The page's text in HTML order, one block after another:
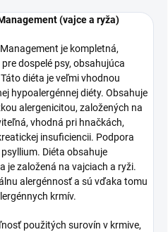
(vajce a ryža)
je kompletná,
dospelé psy, obsahujúca
diéta je veľmi vhodnou
hypoalergénnej diéty. Obsahuje
alergenicitou, založených na
vhodná pri hnačkách,
insuficiencii. Podpora
Diéta obsahuje
je založená na vajciach a ryži.
alergénnosť a sú vďaka tomu
krmív.
použitých surovín v krmive,